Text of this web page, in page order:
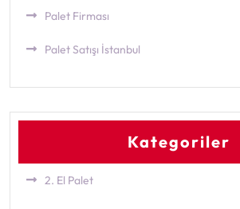
Palet Firması
Palet Satışı İstanbul
Kategoriler
2. El Palet